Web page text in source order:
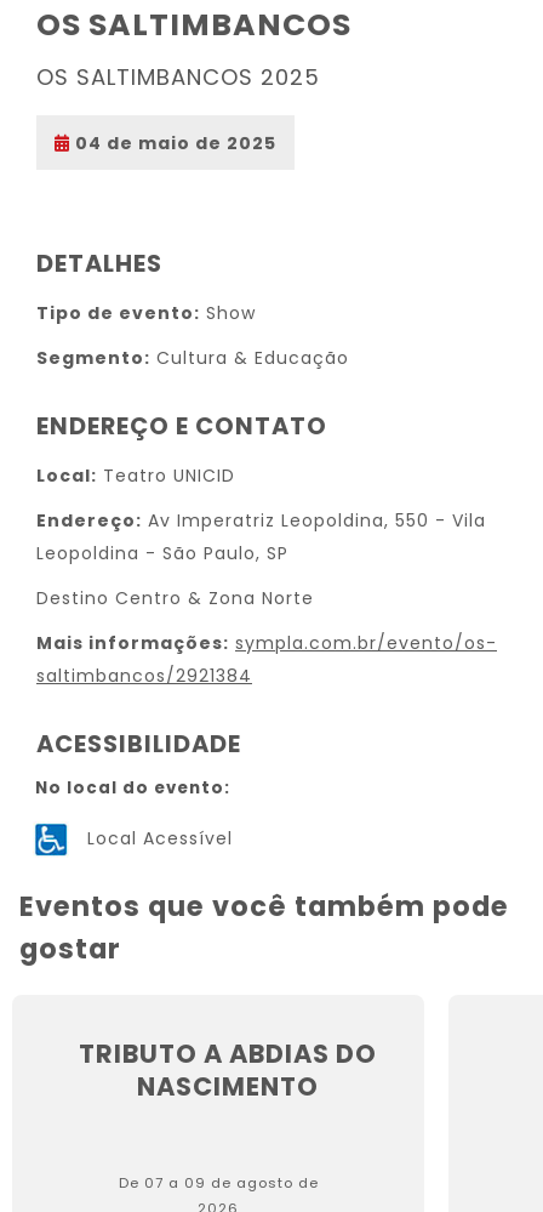
OS SALTIMBANCOS
OS SALTIMBANCOS 2025
04 de maio de 2025
DETALHES
Tipo de evento: Show
Segmento: Cultura & Educação
ENDEREÇO E CONTATO
Local: Teatro UNICID
Endereço: Av Imperatriz Leopoldina, 550 - Vila
Leopoldina - São Paulo, SP
Destino Centro & Zona Norte
Mais informações: sympla.com.br/evento/os-
saltimbancos/2921384
ACESSIBILIDADE
No local do evento:
Local Acessível
Eventos que você também pode
gostar
TRIBUTO A ABDIAS DO
NASCIMENTO
De 07 a 09 de agosto de